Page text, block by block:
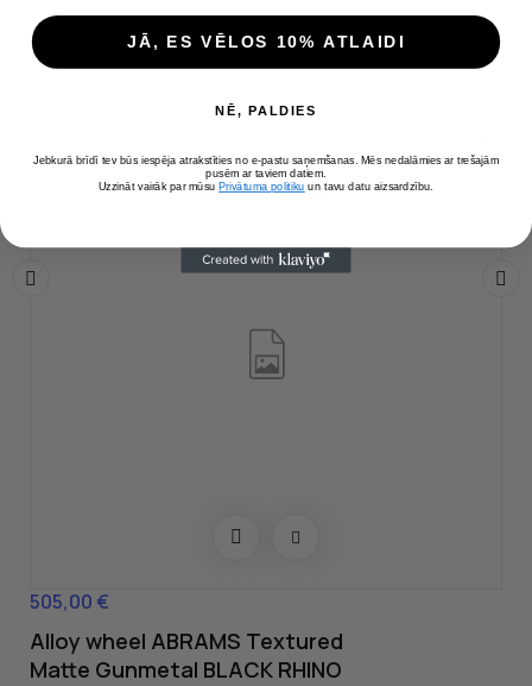
CITAS PRECES KATEGORIJĀ
( 16 citas preces šajā kategorijā )
Cena
505,00 €
Alloy wheel ABRAMS Textured
Matte Gunmetal BLACK RHINO
JĀ, ES VĒLOS 10% ATLAIDI
NĒ, PALDIES
Jebkurā brīdī tev būs iespēja atrakstīties no e-pastu saņemšanas. Mēs nedalāmies ar trešajām
pusēm ar taviem datiem.
Uzzināt vairāk par mūsuPrivātuma politiku un tavu datu aizsardzību.